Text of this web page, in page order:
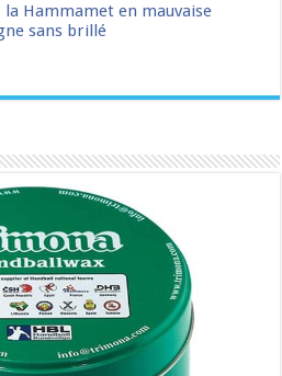
Hammamet en mauvaise
sans brillé